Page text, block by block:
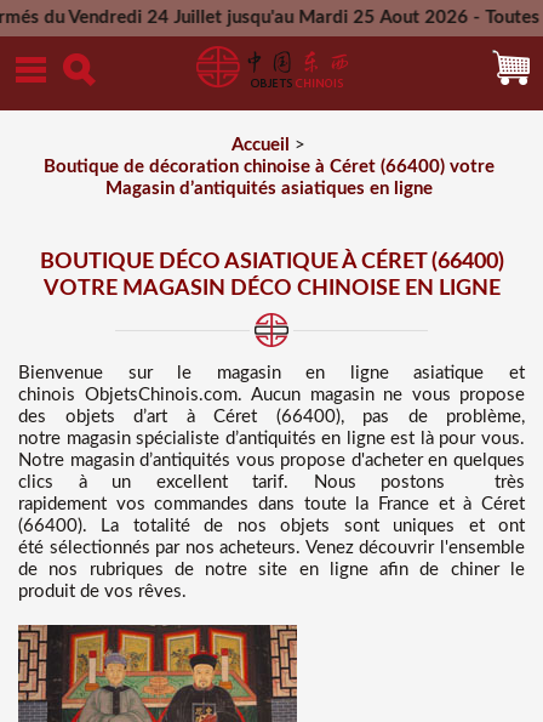
24 Juillet jusqu'au Mardi 25 Aout 2026 - Toutes les
Mercredi 26 Aout 2026
Accueil
>
Boutique de décoration chinoise à Céret (66400) votre
Magasin d’antiquités asiatiques en ligne
BOUTIQUE DÉCO ASIATIQUE À CÉRET (66400)
VOTRE MAGASIN DÉCO CHINOISE EN LIGNE
Bienvenue sur
le magasin en ligne asiatique et
chinois ObjetsChinois.com. Aucun magasin ne vous propose
des objets d’art à Céret (66400), pas de problème,
notre magasin spécialiste d’antiquités en ligne est là pour vous.
Notre magasin d’antiquités vous propose d'acheter en quelques
clics à un excellent tarif. Nous postons très
rapidement vos commandes dans toute la France et à Céret
(66400). La totalité de nos objets sont uniques et ont
été sélectionnés par nos acheteurs. Venez découvrir l'ensemble
de nos rubriques de notre site en ligne afin de chiner le
produit de vos rêves.